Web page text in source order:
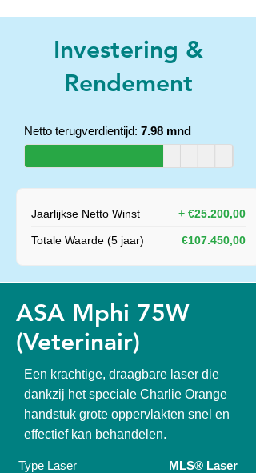
Investering &
Rendement
Netto terugverdientijd: 7.98 mnd
Jaarlijkse Netto Winst + €25.200,00
Totale Waarde (5 jaar) €107.450,00
ASA Mphi 75W
(Veterinair)
Een krachtige, draagbare laser die
dankzij het speciale Charlie Orange
handstuk grote oppervlakten snel en
effectief kan behandelen.
Type Laser
MLS® Laser